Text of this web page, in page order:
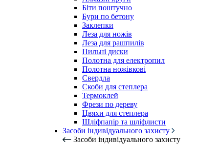
Біти поштучно
Бури по бетону
Заклепки
Леза для ножів
Леза для рашпилів
Пильні диски
Полотна для електропил
Полотна ножівкові
Свердла
Скоби для степлера
Термоклей
Фрези по дереву
Цвяхи для степлера
Шліфпапір та шліфлисти
Засоби індивідуального захисту
Засоби індивідуального захисту